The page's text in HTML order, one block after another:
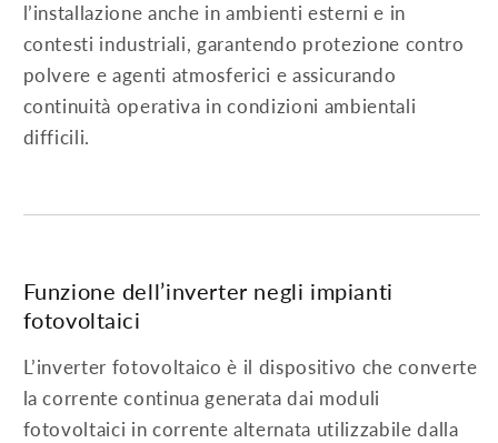
l’installazione anche in ambienti esterni e in
contesti industriali, garantendo protezione contro
polvere e agenti atmosferici e assicurando
continuità operativa in condizioni ambientali
difficili.
Funzione dell’inverter negli impianti
fotovoltaici
L’inverter fotovoltaico è il dispositivo che converte
la corrente continua generata dai moduli
fotovoltaici in corrente alternata utilizzabile dalla